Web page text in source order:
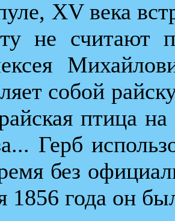
XV века
не считают
собой
птица
Герб
без
1856 года он